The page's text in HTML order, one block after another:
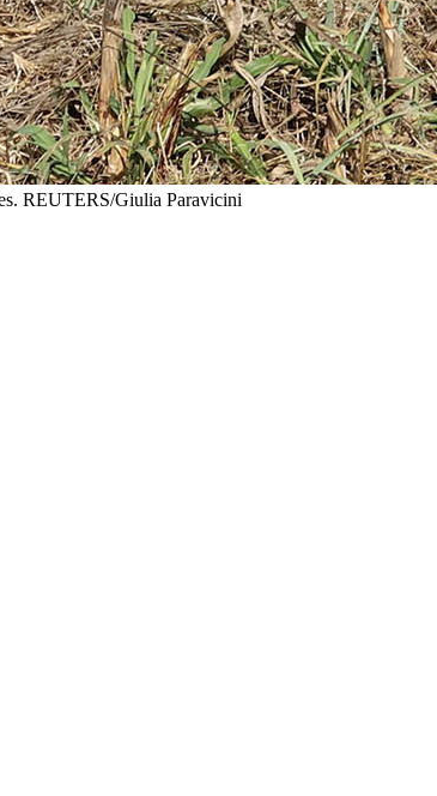
REUTERS/Giulia Paravicini